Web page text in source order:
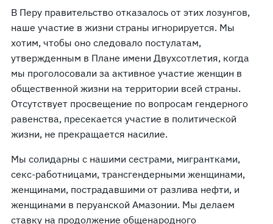
В Перу правительство отказалось от этих лозунгов,
наше участие в жизни страны игнорируется. Мы
хотим, чтобы оно следовало постулатам,
утвержденным в Плане имени Двухсотлетия, когда
мы проголосовали за активное участие женщин в
общественной жизни на территории всей страны.
Отсутствует просвещение по вопросам гендерного
равенства, пресекается участие в политической
жизни, не прекращается насилие.
Мы солидарны с нашими сестрами, мигрантками,
секс-работницами, трансгендерными женщинами,
женщинами, пострадавшими от разлива нефти, и
женщинами в перуанской Амазонии. Мы делаем
ставку на продолжение общенародного